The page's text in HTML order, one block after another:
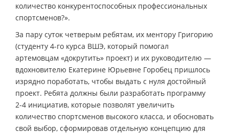
количество конкурентоспособных профессиональных
спортсменов?».
За пару суток четверым ребятам, их ментору Григорию
(студенту 4-го курса ВШЭ, который помогал
артемовцам «докрутить» проект) и их руководителю —
вдохновителю Екатерине Юрьевне Горобец пришлось
изрядно поработать, чтобы выдать с нуля достойный
проект. Ребята должны были разработать программу
2-4 инициатив, которые позволят увеличить
количество спортсменов высокого класса, и обосновать
свой выбор, сформировав отдельную концепцию для